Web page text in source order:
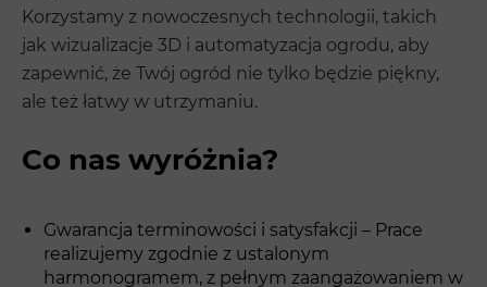
Korzystamy z nowoczesnych technologii, takich
jak wizualizacje 3D i automatyzacja ogrodu, aby
zapewnić, że Twój ogród nie tylko będzie piękny,
ale też łatwy w utrzymaniu.
Co nas wyróżnia?
Gwarancja terminowości i satysfakcji – Prace
realizujemy zgodnie z ustalonym
harmonogramem, z pełnym zaangażowaniem w